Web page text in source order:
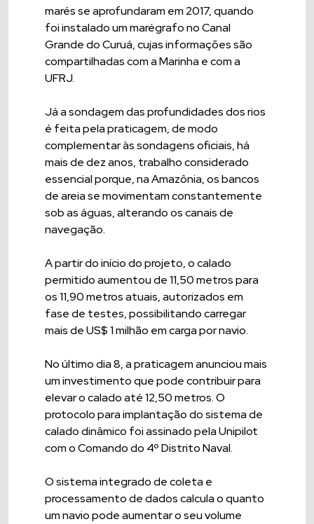
marés se aprofundaram em 2017, quando
foi instalado um marégrafo no Canal
Grande do Curuá, cujas informações são
compartilhadas com a Marinha e com a
UFRJ.
Já a sondagem das profundidades dos rios
é feita pela praticagem, de modo
complementar às sondagens oficiais, há
mais de dez anos, trabalho considerado
essencial porque, na Amazônia, os bancos
de areia se movimentam constantemente
sob as águas, alterando os canais de
navegação.
A partir do início do projeto, o calado
permitido aumentou de 11,50 metros para
os 11,90 metros atuais, autorizados em
fase de testes, possibilitando carregar
mais de US$ 1 milhão em carga por navio.
No último dia 8, a praticagem anunciou mais
um investimento que pode contribuir para
elevar o calado até 12,50 metros. O
protocolo para implantação do sistema de
calado dinâmico foi assinado pela Unipilot
com o Comando do 4º Distrito Naval.
O sistema integrado de coleta e
processamento de dados calcula o quanto
um navio pode aumentar o seu volume